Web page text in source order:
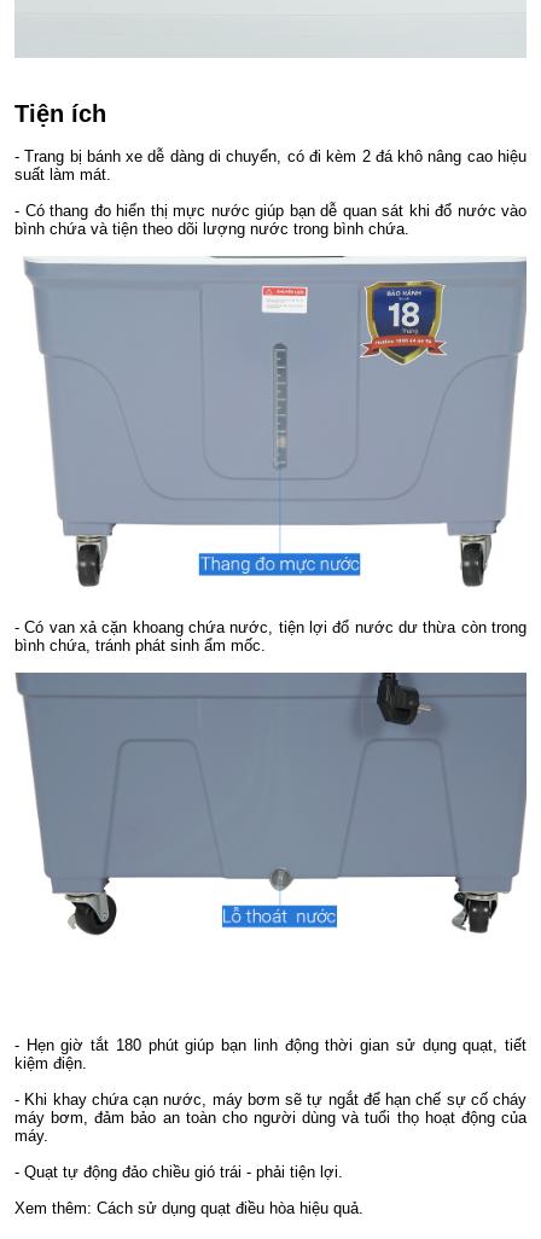
Tiện ích
- Trang bị bánh xe dễ dàng di chuyển, có đi kèm 2 đá khô nâng cao hiệu
suất làm mát.
- Có thang đo hiển thị mực nước giúp bạn dễ quan sát khi đổ nước vào
bình chứa và tiện theo dõi lượng nước trong bình chứa.
- Có van xả cặn khoang chứa nước, tiện lợi đổ nước dư thừa còn trong
bình chứa, tránh phát sinh ẩm mốc.
- Hẹn giờ tắt 180 phút giúp bạn linh động thời gian sử dụng quạt, tiết
kiệm điện.
- Khi khay chứa cạn nước, máy bơm sẽ tự ngắt để hạn chế sự cố cháy
máy bơm, đảm bảo an toàn cho người dùng và tuổi thọ hoạt động của
máy.
- Quạt tự động đảo chiều gió trái - phải tiện lợi.
Xem thêm: Cách sử dụng quạt điều hòa hiệu quả.